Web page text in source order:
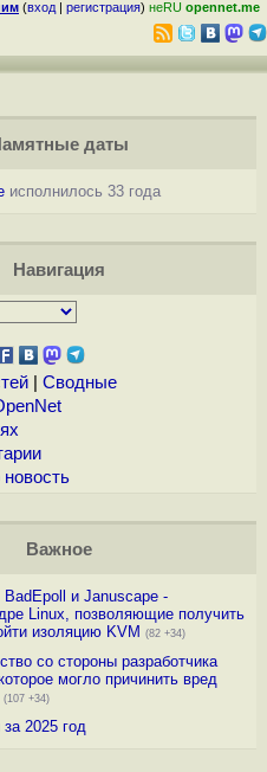
(вход | регистрация) неRU opennet.me
даты
исполнилось 33 года
Навигация
| Сводные
Важное
и Januscape -
Linux, позволяющие получить
изоляцию KVM
(82 +34)
со стороны разработчика
могло причинить вред
(107 +34)
2025 год